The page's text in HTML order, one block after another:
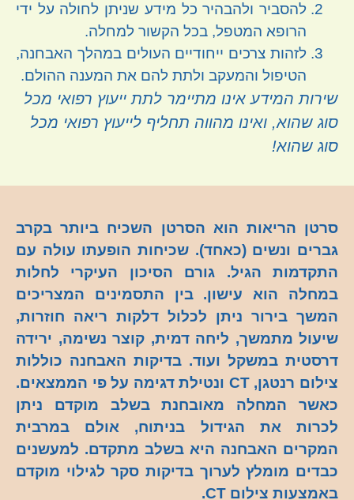
להסביר ולהבהיר כל מידע שניתן לחולה על ידי
הרופא המטפל, בכל הקשור למחלה.
לזהות צרכים ייחודיים העולים במהלך האבחנה,
הטיפול והמעקב ולתת להם את המענה ההולם.
שירות המידע אינו מתיימר לתת ייעוץ רפואי מכל
סוג שהוא, ואינו מהווה תחליף לייעוץ רפואי מכל
סוג שהוא!
סרטן הריאות הוא הסרטן השכיח ביותר בקרב
גברים ונשים (כאחד). שכיחות הופעתו עולה עם
התקדמות הגיל. גורם הסיכון העיקרי לחלות
במחלה הוא עישון. בין התסמינים המצריכים
המשך בירור ניתן לכלול דלקות ריאה חוזרות,
שיעול מתמשך, ליחה דמית, קוצר נשימה, ירידה
דרסטית במשקל ועוד. בדיקות האבחנה כוללות
צילום רנטגן, CT ונטילת דגימה על פי הממצאים.
כאשר המחלה מאובחנת בשלב מוקדם ניתן
לכרות את הגידול בניתוח, אולם במרבית
המקרים האבחנה היא בשלב מתקדם. למעשנים
כבדים מומלץ לערוך בדיקות סקר לגילוי מוקדם
באמצעות צילום CT.